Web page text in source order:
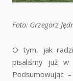
Foto: Grzegorz
O tym, jak
pisaliśmy już
Podsumowując